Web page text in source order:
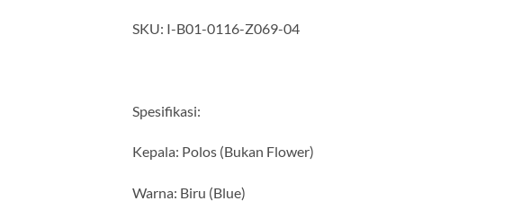
SKU: I-B01-0116-Z069-04
Spesifikasi:
Kepala: Polos (Bukan Flower)
Warna: Biru (Blue)